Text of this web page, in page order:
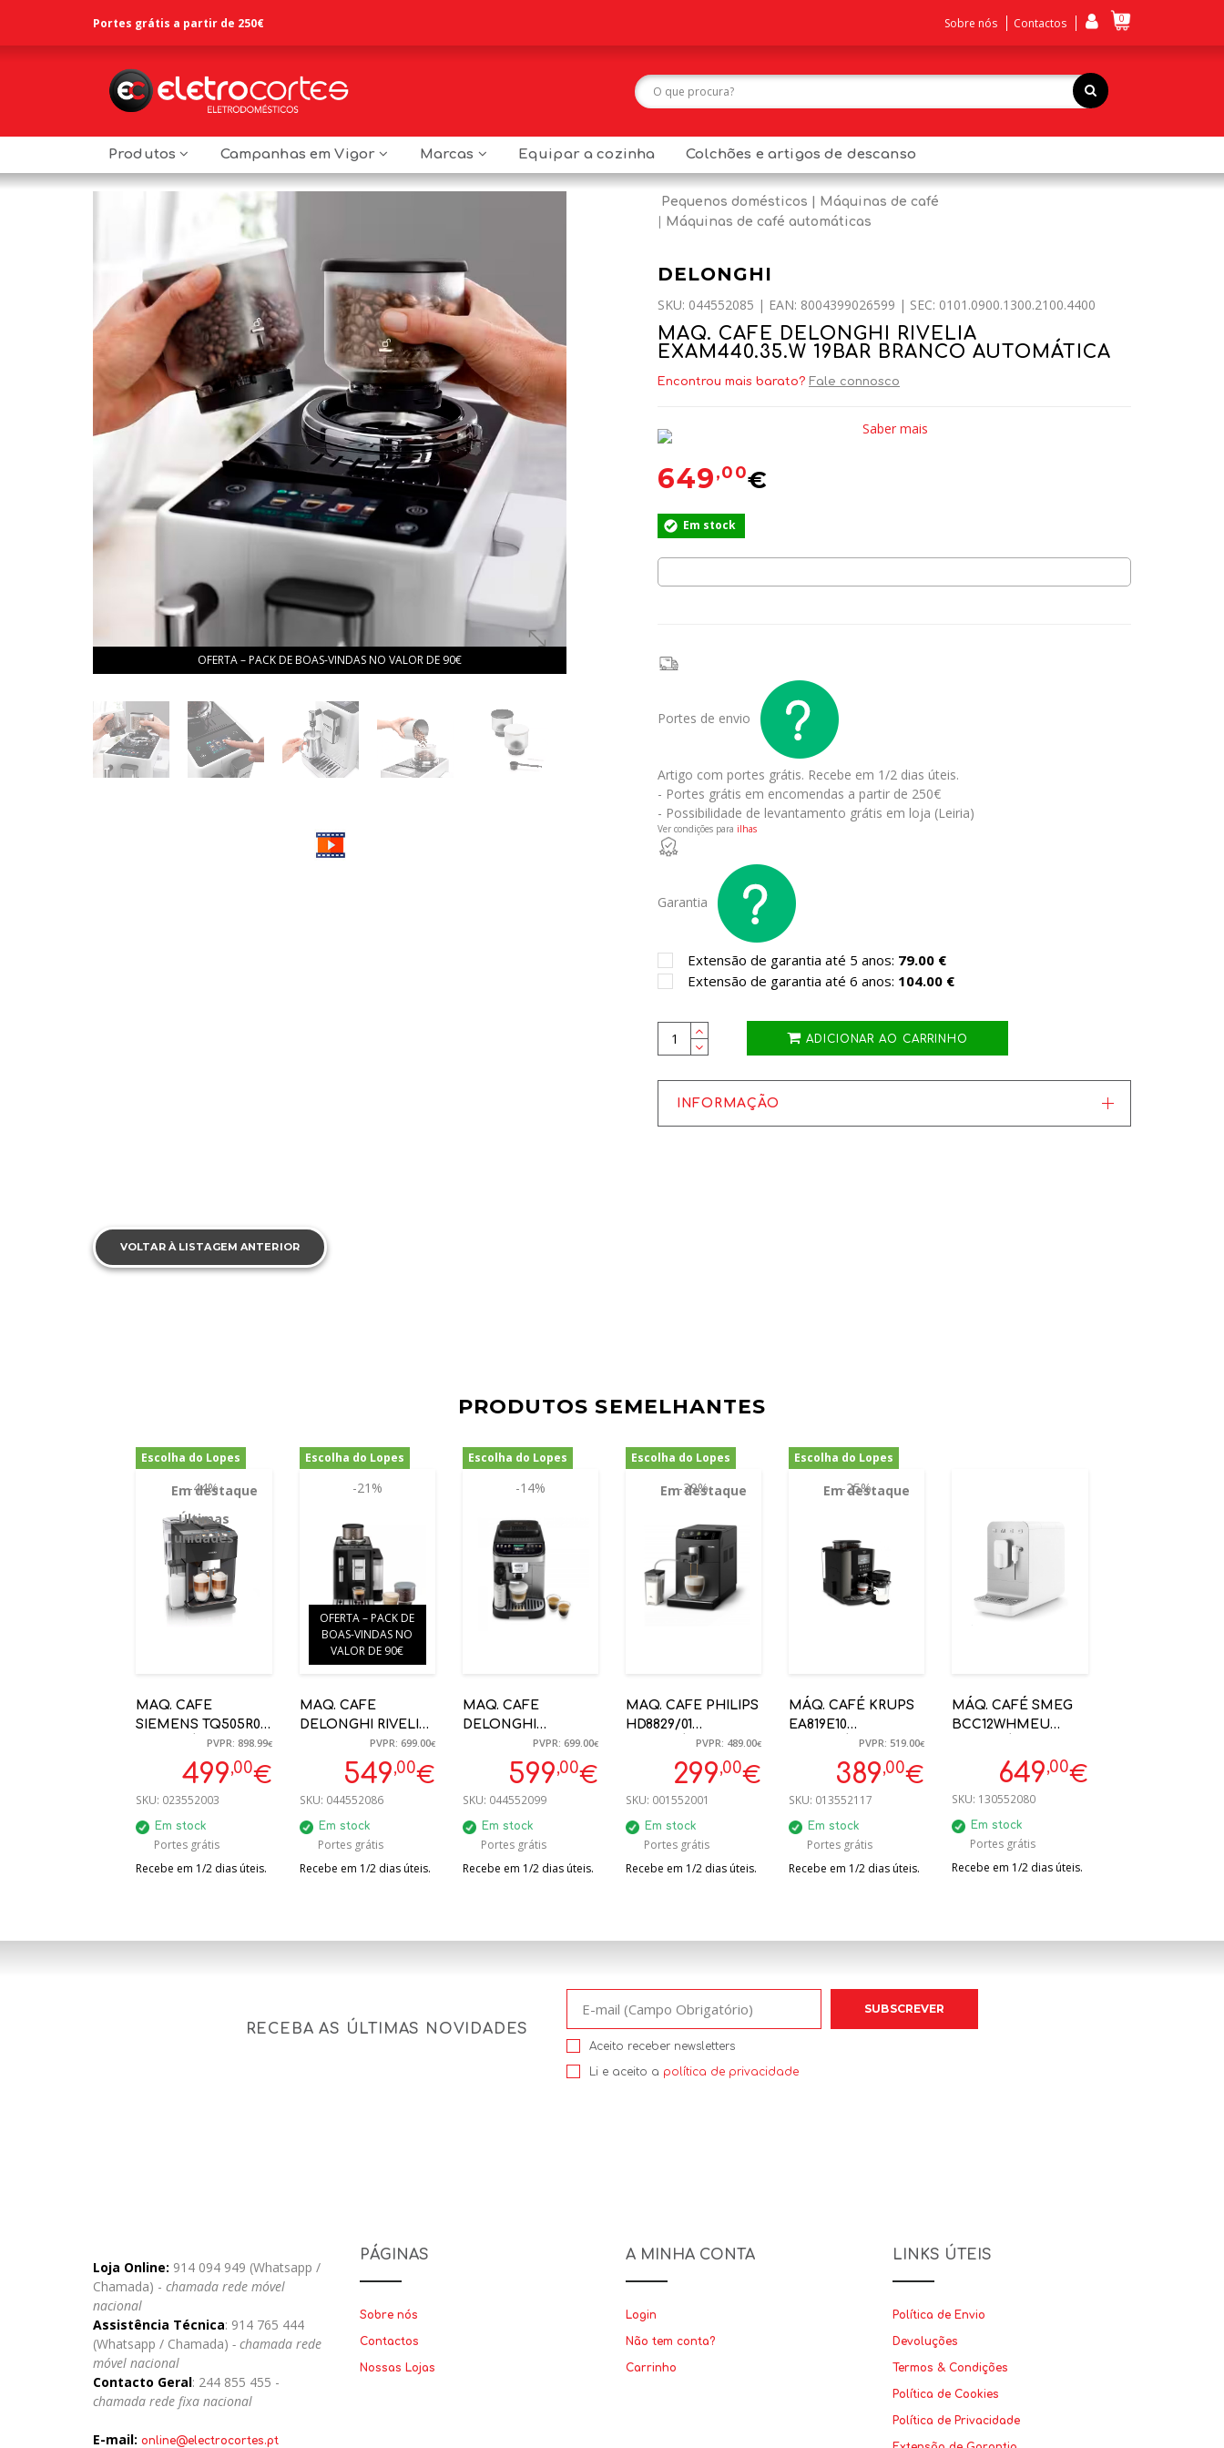
Portes grátis a partir de 250€ Sobre nós Contactos 0
Produtos Campanhas em Vigor Marcas Equipar a cozinha Colchões e artigos de descanso
OFERTA – PACK DE BOAS-VINDAS NO VALOR DE 90€
Pequenos domésticos
Máquinas de café
Máquinas de café automáticas
DELONGHI
SKU: 044552085 | EAN: 8004399026599 | SEC: 0101.0900.1300.2100.4400
MAQ. CAFE DELONGHI RIVELIA
EXAM440.35.W 19BAR BRANCO AUTOMÁTICA
Encontrou mais barato? Fale connosco
Saber mais
649,00€
Em stock
Portes de envio
Artigo com portes grátis. Recebe em 1/2 dias úteis.
- Portes grátis em encomendas a partir de 250€
- Possibilidade de levantamento grátis em loja (Leiria)
Ver condições para ilhas
Garantia
Extensão de garantia até 5 anos: 79.00 €
Extensão de garantia até 6 anos: 104.00 €
ADICIONAR AO CARRINHO
INFORMAÇÃO
VOLTAR À LISTAGEM ANTERIOR
PRODUTOS SEMELHANTES
Escolha do Lopes
Em destaque
Últimas
unidades
-44%
MAQ. CAFE
SIEMENS TQ505R09
AUTOMÁTICA
MOINHO
CERÂMICO, ONE
TOUCH
PREPARATION
PVPR: 898.99€
499,00€
SKU: 023552003
Em stock
Portes grátis
Recebe em 1/2 dias úteis.
Escolha do Lopes
-21%
OFERTA – PACK DE
BOAS-VINDAS NO
VALOR DE 90€
MAQ. CAFE
DELONGHI RIVELIA
EXAM440.35.B
19BAR PRETO
AUTOMÁTICA
PVPR: 699.00€
549,00€
SKU: 044552086
Em stock
Portes grátis
Recebe em 1/2 dias úteis.
Escolha do Lopes
-14%
MAQ. CAFE
DELONGHI
ECAM310.80.SB
MAGNIFICO EVO
NEXT 15BAR INOX -
0132250041
PVPR: 699.00€
599,00€
SKU: 044552099
Em stock
Portes grátis
Recebe em 1/2 dias úteis.
Escolha do Lopes
Em destaque
-39%
MAQ. CAFE PHILIPS
HD8829/01
AUTOMÁTICA C/
PVPR: 489.00€
299,00€
SKU: 001552001
Em stock
Portes grátis
Recebe em 1/2 dias úteis.
Escolha do Lopes
Em destaque
-25%
MÁQ. CAFÉ KRUPS
EA819E10
AUTOMÁTICA C/
RESERVATÓRIO
PVPR: 519.00€
389,00€
SKU: 013552117
Em stock
Portes grátis
Recebe em 1/2 dias úteis.
MÁQ. CAFÉ SMEG
BCC12WHMEU
BRANCO MATE
ANNI50649,00€
SKU: 130552080
Em stock
Portes grátis
Recebe em 1/2 dias úteis.
RECEBA AS ÚLTIMAS NOVIDADES
Aceito receber newsletters
Li e aceito a política de privacidade
Loja Online: 914 094 949 (Whatsapp /
Chamada) - chamada rede móvel
nacional
Assistência Técnica: 914 765 444
(Whatsapp / Chamada) - chamada rede
móvel nacional
Contacto Geral: 244 855 455 -
chamada rede fixa nacional
E-mail: online@electrocortes.pt
PÁGINAS
Sobre nós
Contactos
Nossas Lojas
A MINHA CONTA
Login
Não tem conta?
Carrinho
LINKS ÚTEIS
Política de Envio
Devoluções
Termos & Condições
Política de Cookies
Política de Privacidade